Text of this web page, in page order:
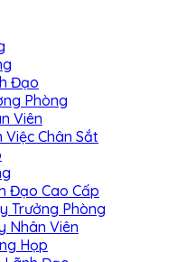
Đạo
Phòng
Viên
Việc Chân Sắt
Đạo Cao Cấp
Trưởng Phòng
Nhân Viên
Họp